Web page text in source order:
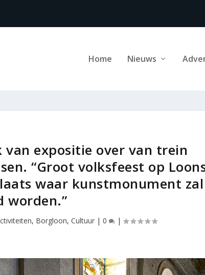
Home Nieuws
expositie over van trein
“Groot volksfeest op
waar kunstmonument zal
worden.”
, Borgloon, Cultuur| 0 |